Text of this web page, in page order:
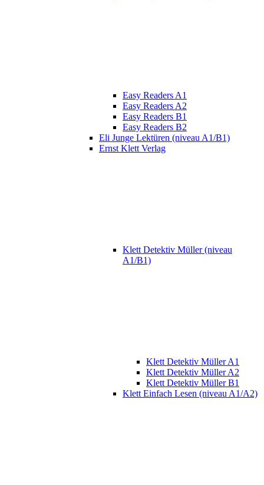
Easy Readers A1
Easy Readers A2
Easy Readers B1
Easy Readers B2
Eli Junge Lektüren (niveau A1/B1)
Ernst Klett Verlag
Klett Detektiv Müller (niveau
A1/B1)
Klett Detektiv Müller A1
Klett Detektiv Müller A2
Klett Detektiv Müller B1
Klett Einfach Lesen (niveau A1/A2)